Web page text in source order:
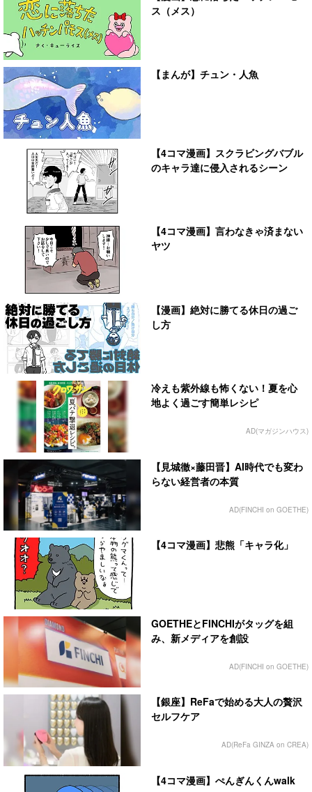
ス（メス）
【まんが】チュン・人魚
【4コマ漫画】スクラビングバブル
のキャラ達に侵入されるシーン
【4コマ漫画】言わなきゃ済まない
ヤツ
【漫画】絶対に勝てる休日の過ご
し方
冷えも紫外線も怖くない！夏を心
地よく過ごす簡単レシピ
AD(マガジンハウス)
【見城徹×藤田晋】AI時代でも変わ
らない経営者の本質
AD(FINCHI on GOETHE)
【4コマ漫画】悲熊「キャラ化」
GOETHEとFINCHIがタッグを組
み、新メディアを創設
AD(FINCHI on GOETHE)
【銀座】ReFaで始める大人の贅沢
セルフケア
AD(ReFa GINZA on CREA)
【4コマ漫画】ぺんぎんくんwalk